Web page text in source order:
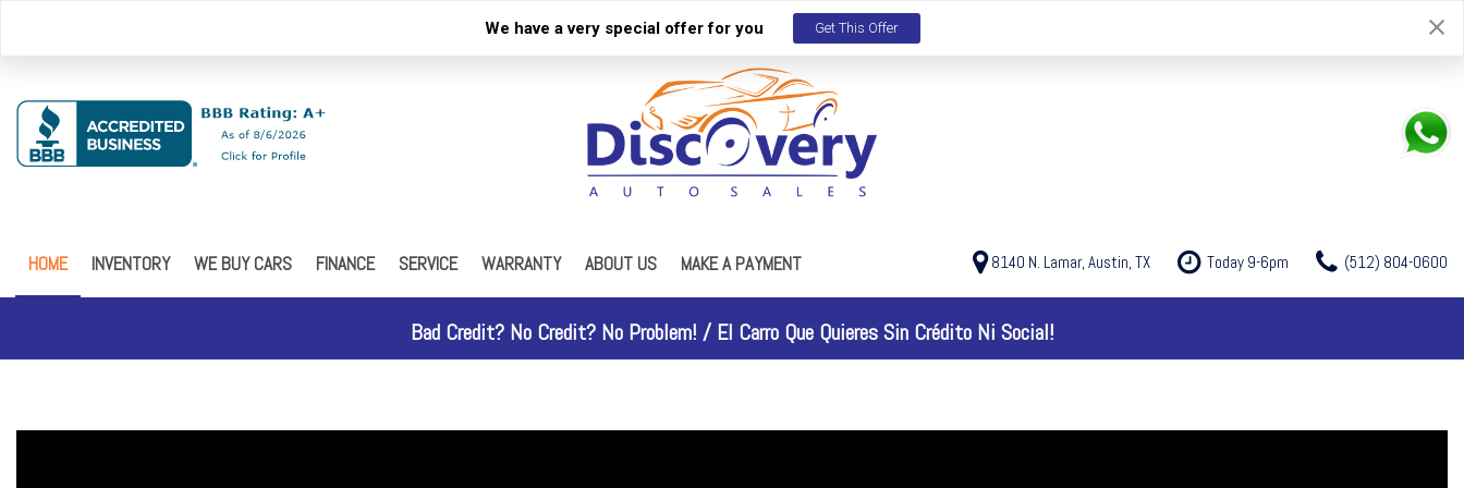
We have a very special offer for you Get This Offer
HOME INVENTORY
Car Finder
WE BUY CARS FINANCE
Online Credit Approval - ES
SERVICE
FREE 5 YEAR Maintenance Plan
WARRANTY ABOUT US
Testimonials
Contact Us
Why People Love Us
MAKE A PAYMENT Today 9-6pm (512) 804-0600
8140 N. Lamar, Austin, TX
Bad Credit? No Credit? No Problem! / El Carro Que Quieres Sin Crédito Ni Social!